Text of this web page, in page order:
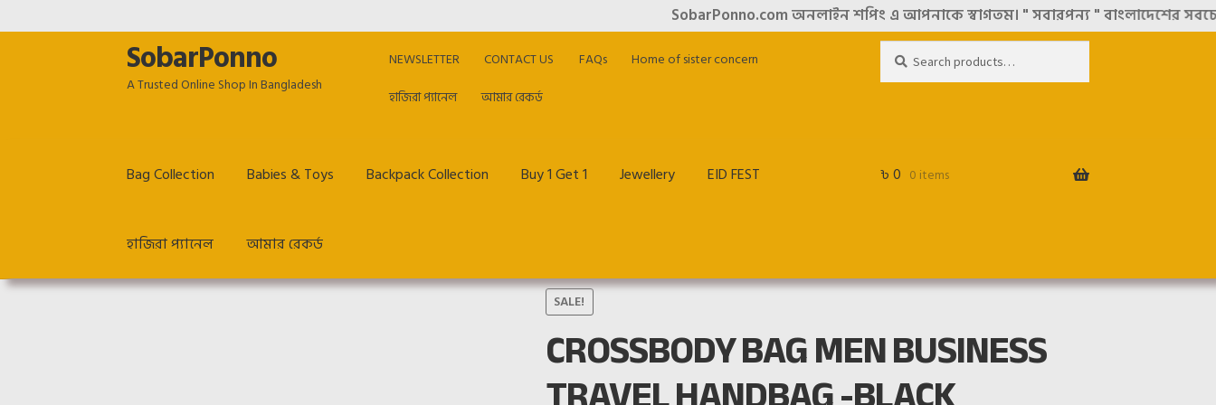
SobarPonno.com অনলাইন শপিং এ আপনাকে স্বাগতম। " সবারপন্য " বাংলাদেশের সবচেয়ে
Skip
to
navigation
Skip
to
content
SobarPonno
A Trusted Online Shop In Bangladesh
NEWSLETTER CONTACT US FAQs
Home of sister concern
হাজিরা প্যানেল
আমার রেকর্ড
for:
Bag Collection Babies & Toys Backpack Collection Buy 1 Get 1 Jewellery EID FEST
হাজিরা প্যানেল আমার রেকর্ড
My account
হাজিরা প্যানেল
৳0 0 items
SALE!
CROSSBODY BAG MEN BUSINESS